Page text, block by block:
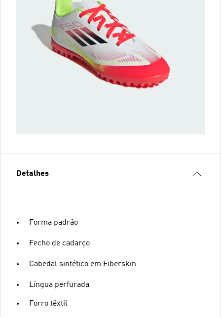
Detalhes
Forma padrão
Fecho de cadarço
Cabedal sintético em Fiberskin
Língua perfurada
Forro têxtil